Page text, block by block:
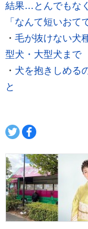
結果…とんでもな
「なんて短いおて
・ 毛が抜けない犬
型犬・大型犬まで
・ 犬を抱きしめる
と